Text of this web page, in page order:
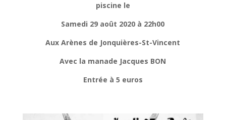
piscine le
Samedi 29 août 2020 à 22h00
Aux Arènes de Jonquières-St-Vincent
Avec la manade Jacques BON
Entrée à 5 euros